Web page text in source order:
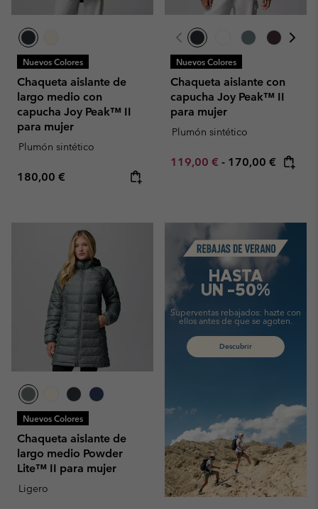
Nuevos Colores
Chaqueta aislante de
largo medio con
capucha Joy Peak™ II
para mujer
Plumón sintético
Regular price:
180,00 €
Nuevos Colores
Chaqueta aislante con
capucha Joy Peak™ II
para mujer
Plumón sintético
Minimum sale price:
119,00 € - Maximum price:
170,00 €
Nuevos Colores
Chaqueta aislante de
largo medio Powder
Lite™ II para mujer
Ligero
Summer Sale
HASTA
UN -50%
Superventas rebajados: hazte con
ellos antes de que se agoten.
Descubrir